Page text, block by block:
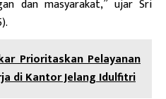
dan masyarakat,” ujar Sri
Prioritaskan Pelayanan
di Kantor Jelang Idulfitri